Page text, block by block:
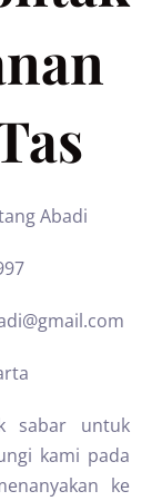
Abadi
sabar untuk
kami pada
ke